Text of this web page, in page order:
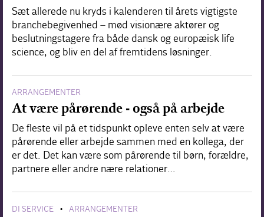
Sæt allerede nu kryds i kalenderen til årets vigtigste
branchebegivenhed – mød visionære aktører og
beslutningstagere fra både dansk og europæisk life
science, og bliv en del af fremtidens løsninger.
ARRANGEMENTER
At være pårørende - også på arbejde
De fleste vil på et tidspunkt opleve enten selv at være
pårørende eller arbejde sammen med en kollega, der
er det. Det kan være som pårørende til børn, forældre,
partnere eller andre nære relationer…
DI SERVICE • ARRANGEMENTER